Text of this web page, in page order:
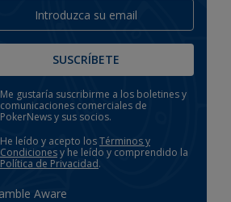
SUSCRÍBETE
Me gustaría suscribirme a los boletines y
comunicaciones comerciales de
PokerNews y sus socios.
He leído y acepto losTérminos y
Condicionesy he leído y comprendido la
Política de Privacidad.